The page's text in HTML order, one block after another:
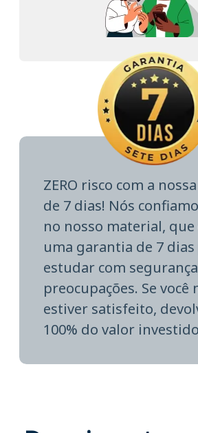
ZERO risco com a
de 7 dias! Nós
no nosso material, que
uma garantia de 7 dias
estudar com
preocupações. Se você
estiver satisfeito,
100% do valor